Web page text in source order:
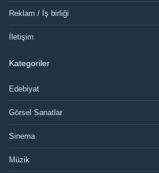
Reklam / İş birliği
İletişim
Kategoriler
Edebiyat
Görsel Sanatlar
Sinema
Müzik